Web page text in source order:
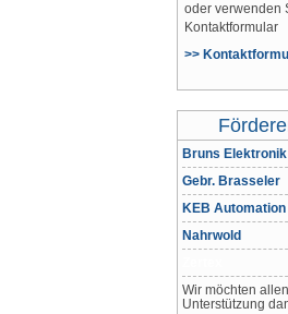
oder verwenden
Kontaktformular
>>
Bruns Elektronik
Gebr. Brasseler
KEB Automation
Nahrwold
Wir möchten
Unterstützung